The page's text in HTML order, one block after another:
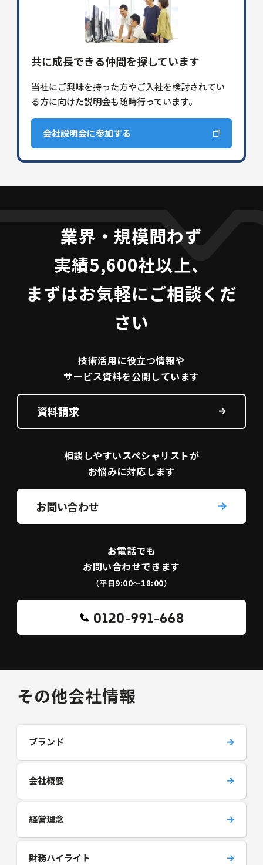
共に成長できる仲間を探しています
当社にご興味を持った方やご入社を検討されてい
る方に向けた説明会も随時行っています。
会社説明会に参加する
業界・規模問わず
実績5,600社以上、
まずはお気軽にご相談くだ
さい
技術活用に役立つ情報や
サービス資料を公開しています
資料請求
相談しやすいスペシャリストが
お悩みに対応します
お問い合わせ
お電話でも
お問い合わせできます
（平日9:00〜18:00）
0120-991-668
その他会社情報
ブランド
会社概要
経営理念
財務ハイライト